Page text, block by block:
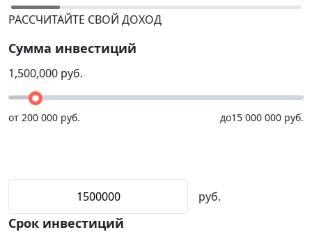
РАССЧИТАЙТЕ СВОЙ ДОХОД
Сумма инвестиций
1,500,000 руб.
от 200 000 руб. до15 000 000 руб.
руб.
Срок инвестиций